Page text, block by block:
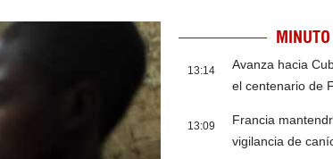
13:14
Avanza hacia
el centenario de
13:09
Francia
vigilancia de